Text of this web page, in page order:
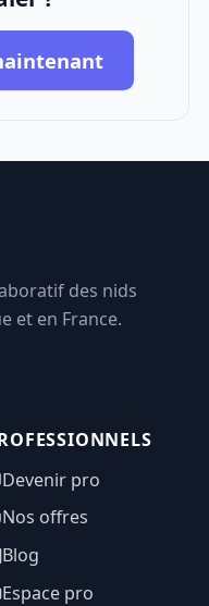
des nids
et en France.
Devenir pro
Nos offres
Blog
Espace pro